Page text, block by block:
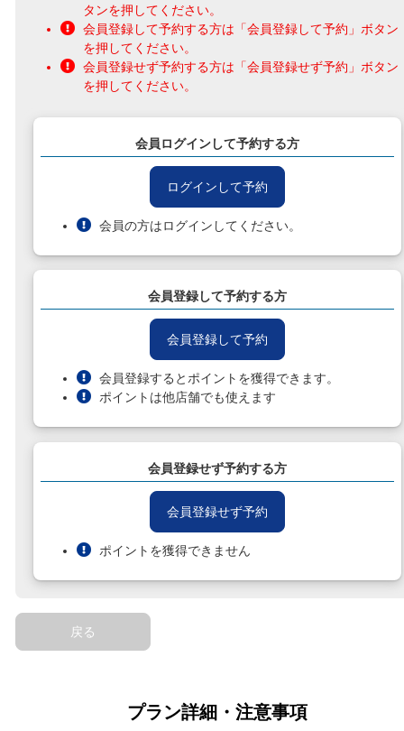
タンを押してください。
会員登録して予約する方は「会員登録して予約」ボタン
を押してください。
会員登録せず予約する方は「会員登録せず予約」ボタン
を押してください。
会員ログインして予約する方
ログインして予約
会員の方はログインしてください。
会員登録して予約する方
会員登録して予約
会員登録するとポイントを獲得できます。
ポイントは他店舗でも使えます
会員登録せず予約する方
会員登録せず予約
ポイントを獲得できません
戻る
プラン詳細・注意事項